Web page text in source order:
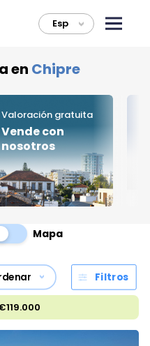
Esp >
en Chipre
Valoración gratuita
Vende con
nosotros
Mapa
Filtros